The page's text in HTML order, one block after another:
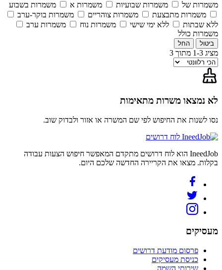
משמרות של
משמרות שבועיות משמרות א
משמרות בשבוע
משמרות מתבצעת
משמרות צוהריים
משמרות בוקר-ערב
ללא שבתות
ללא ימי שישי משמרות נוח
משמרות ערב
משמרות כולל
ביטול החל
מציג 1-3 מתוך 3
לא נמצאו משרות מתאימות
נסו לשנות את החיפוש לפי שם המשרה או אזור ולבדוק שוב.
לוח דרושים
IneedJob הוא לוח דרושים מתקדם המאפשר חיפוש הצעות עבודה
בקלות. מצאו את הקריירה החדשה שלכם היום.
מעסיקים
פרסום מודעת דרושים
כניסת מעסיקים
שירותי השמה